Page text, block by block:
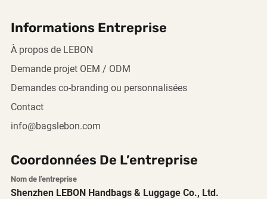
Informations Entreprise
À propos de LEBON
Demande projet OEM / ODM
Demandes co-branding ou personnalisées
Contact
info@bagslebon.com
Coordonnées De L’entreprise
Nom de l’entreprise
Shenzhen LEBON Handbags & Luggage Co., Ltd.